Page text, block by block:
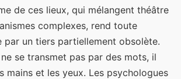
de ces lieux, qui mélangent théâtre
complexes, rend toute
par un tiers partiellement obsolète.
se transmet pas par des mots, il
mains et les yeux. Les psychologues